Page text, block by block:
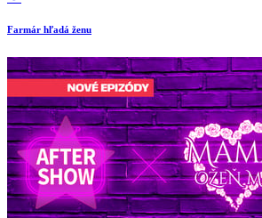
Farmár hľadá ženu